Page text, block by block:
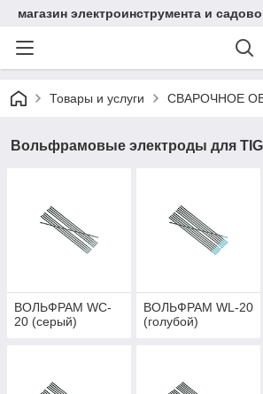
магазин электроинструмента и
Товары и услуги СВАРОЧНОЕ
Вольфрамовые электроды для TIG
ВОЛЬФРАМ WC-
20 (серый)
ВОЛЬФРАМ WL-20
(голубой)